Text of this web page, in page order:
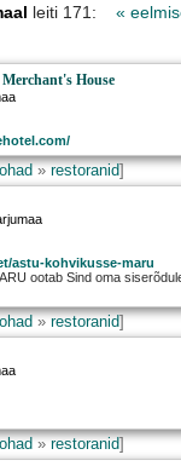
leiti 171: «
House
»restoranid]
astu-kohvikusse-maru
ootab Sind oma
»restoranid]
»restoranid]